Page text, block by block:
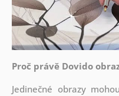
Proč právě Dovido
Jedinečné obrazy